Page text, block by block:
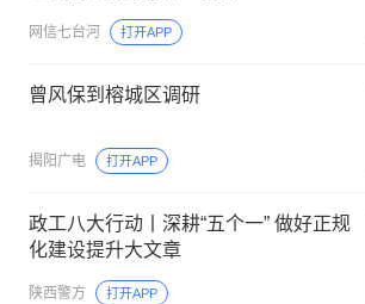
网信七台河 打开APP
曾风保到榕城区调研
揭阳广电 打开APP
政工八大行动丨深耕“五个一” 做好正规
化建设提升大文章
陕西警方 打开APP